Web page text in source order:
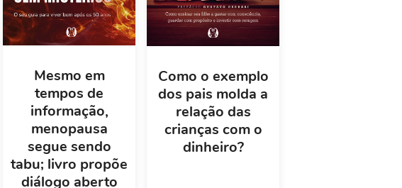
Mesmo em
tempos de
informação,
menopausa
segue sendo
tabu; livro propõe
diálogo aberto
Como o exemplo
dos pais molda a
relação das
crianças com o
dinheiro?